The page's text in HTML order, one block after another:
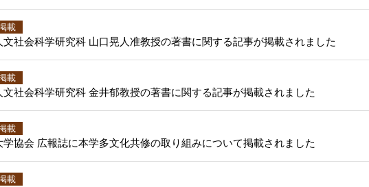
載
文社会科学研究科 山口晃人准教授の著書に関する記事が掲載されました
載
文社会科学研究科 金井郁教授の著書に関する記事が掲載されました
載
学協会 広報誌に本学多文化共修の取り組みについて掲載されました
載